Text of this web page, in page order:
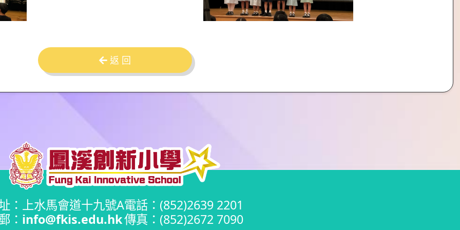
返 回
：上水馬會道十九號A
： info@fkis.edu.hk
電話：(852)2639 2201
傳真：(852)2672 7090